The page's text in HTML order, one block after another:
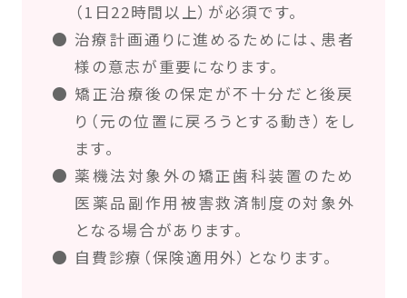
（1日22時間以上）が必須です。
治療計画通りに進めるためには、患者
様の意志が重要になります。
矯正治療後の保定が不十分だと後戻
り（元の位置に戻ろうとする動き）をし
ます。
薬機法対象外の矯正歯科装置のため
医薬品副作用被害救済制度の対象外
となる場合があります。
自費診療（保険適用外）となります。